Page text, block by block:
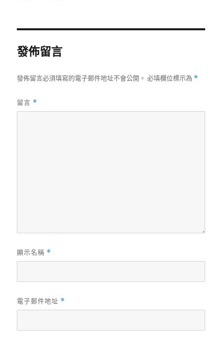
發佈留言
發佈留言必須填寫的電子郵件地址不會公開。 必填欄位標示為 *
留言 *
顯示名稱 *
電子郵件地址 *